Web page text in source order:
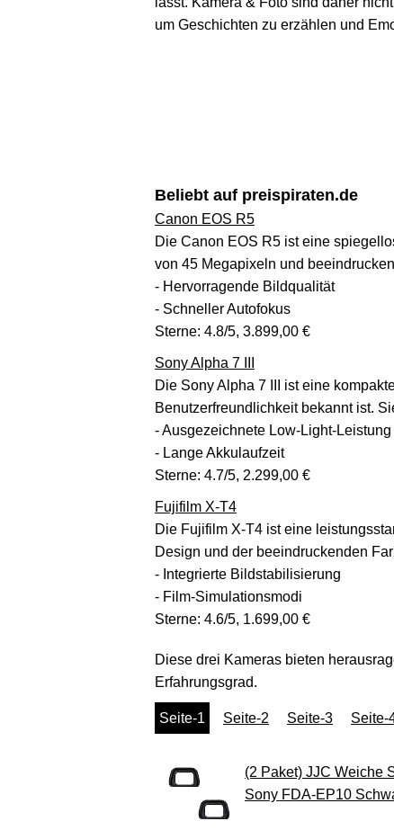
um Geschichten zu erzählen und
Beliebt auf preispiraten.de
Canon EOS R5
Die Canon EOS R5 ist eine
von 45 Megapixeln und
- Hervorragende Bildqualität
- Schneller Autofokus
Sterne: 4.8/5, 3.899,00 €
Sony Alpha 7 III
Die Sony Alpha 7 III ist eine
Benutzerfreundlichkeit bekannt ist.
- Ausgezeichnete Low-Light-Leistung
- Lange Akkulaufzeit
Sterne: 4.7/5, 2.299,00 €
Fujifilm X-T4
Die Fujifilm X-T4 ist eine
Design und der beeindruckenden
- Integrierte Bildstabilisierung
- Film-Simulationsmodi
Sterne: 4.6/5, 1.699,00 €
Diese drei Kameras bieten
Erfahrungsgrad.
Seite-1 Seite-2 Seite-3 Seite-
(2 Paket) JJC Weiche
Sony FDA-EP10